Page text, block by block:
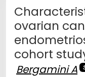
ovarian
cohort
Bergamini A